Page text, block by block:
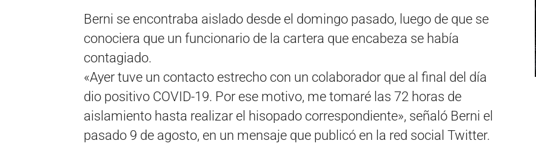
Berni se encontraba aislado desde el domingo pasado, luego de que se
conociera que un funcionario de la cartera que encabeza se había
contagiado.
«Ayer tuve un contacto estrecho con un colaborador que al final del día
dio positivo COVID-19. Por ese motivo, me tomaré las 72 horas de
aislamiento hasta realizar el hisopado correspondiente», señaló Berni el
pasado 9 de agosto, en un mensaje que publicó en la red social Twitter.